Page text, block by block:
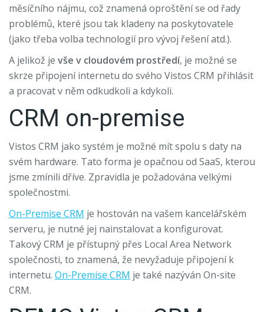
měsíčního nájmu, což znamená oproštění se od řady
problémů, které jsou tak kladeny na poskytovatele
(jako třeba volba technologií pro vývoj řešení atd.).
A jelikož je vše v cloudovém prostředí, je možné se
skrze připojení internetu do svého Vistos CRM přihlásit
a pracovat v něm odkudkoli a kdykoli.
CRM on-premise
Vistos CRM jako systém je možné mít spolu s daty na
svém hardware. Tato forma je opačnou od SaaS, kterou
jsme zmínili dříve. Zpravidla je požadována velkými
společnostmi.
On-Premise CRM je hostován na vašem kancelářském
serveru, je nutné jej nainstalovat a konfigurovat.
Takový CRM je přístupný přes Local Area Network
společnosti, to znamená, že nevyžaduje připojení k
internetu. On-Premise CRM je také nazýván On-site
CRM.